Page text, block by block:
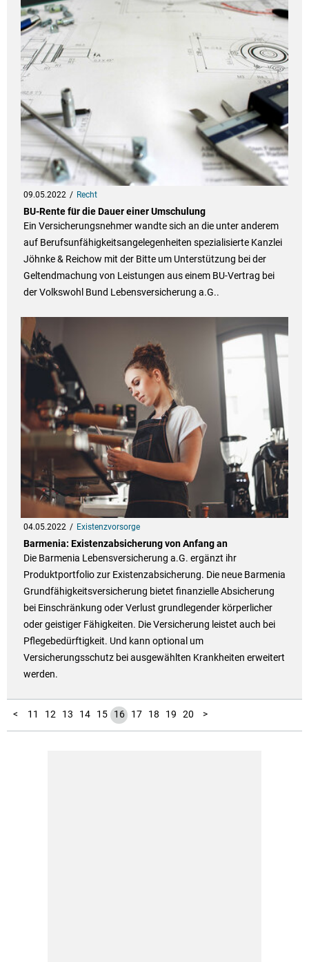
09.05.2022 Recht
BU-Rente für die Dauer einer Umschulung
Ein Versicherungsnehmer wandte sich an die unter anderem
auf Berufsunfähigkeitsangelegenheiten spezialisierte Kanzlei
Jöhnke & Reichow mit der Bitte um Unterstützung bei der
Geltendmachung von Leistungen aus einem BU-Vertrag bei
der Volkswohl Bund Lebensversicherung a.G..
04.05.2022 Existenzvorsorge
Barmenia: Existenzabsicherung von Anfang an
Die Barmenia Lebensversicherung a.G. ergänzt ihr
Produktportfolio zur Existenzabsicherung. Die neue Barmenia
Grundfähigkeitsversicherung bietet finanzielle Absicherung
bei Einschränkung oder Verlust grundlegender körperlicher
oder geistiger Fähigkeiten. Die Versicherung leistet auch bei
Pflegebedürftigkeit. Und kann optional um
Versicherungsschutz bei ausgewählten Krankheiten erweitert
werden.
<
1
2
3
4
5
6
7
8
9
10 11 12 13 14 15 16 17 18 19 20
21
22
23
24
25
26
27
28
29
30
31
32
33
34
35
36 >